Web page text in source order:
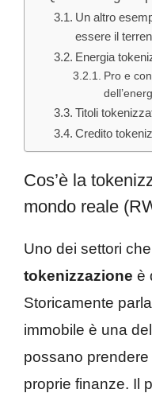
Un altro
essere il
Energia
Pro e
Titoli
Credito
Cos’è la
mondo reale
Uno dei settori
tokenizzazione è
Storicamente
immobile è una
possano
proprie finanze. Il